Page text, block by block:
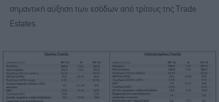
σημαντική αύξηση των εσόδων από τρίτους της Trade
Estates.